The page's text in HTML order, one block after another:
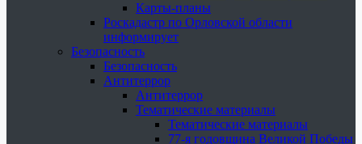
Карты-планы
Роскадастр по Орловской области
информирует
Безопасность
Безопасность
Антитеррор
Антитеррор
Тематические материалы
Тематические материалы
77-я годовщина Великой Победы